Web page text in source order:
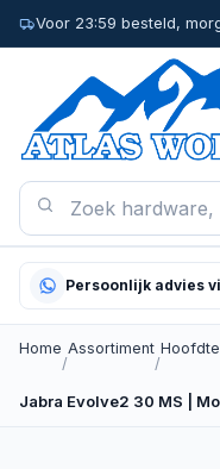
Voor 23:59 besteld,
Persoonlijk advies
Home
/
Assortiment
/
Jabra Evolve2 30 MS |